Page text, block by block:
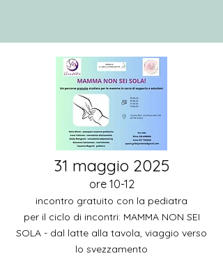
31 maggio 2025
ore 10-12
incontro gratuito con la pediatra
per il ciclo di incontri: MAMMA NON SEI
SOLA - dal latte alla tavola, viaggio verso
lo svezzamento